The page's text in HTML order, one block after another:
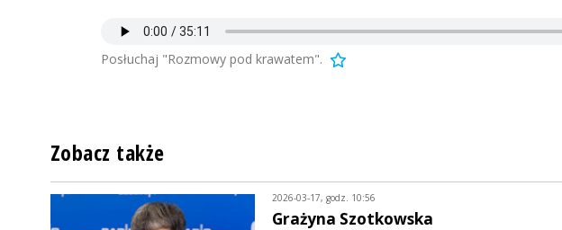
Posłuchaj "Rozmowy pod krawatem".
Zobacz także
2026-03-17, godz. 10:56
Grażyna Szotkowska